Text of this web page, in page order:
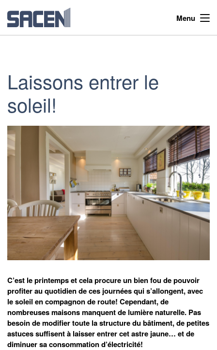
Menu
Laissons entrer le
soleil!
C’est le printemps et cela procure un bien fou de pouvoir
profiter au quotidien de ces journées qui s’allongent, avec
le soleil en compagnon de route! Cependant, de
nombreuses maisons manquent de lumière naturelle. Pas
besoin de modifier toute la structure du bâtiment, de petites
astuces suffisent à laisser entrer cet astre jaune… et de
diminuer sa consommation d’électricité!